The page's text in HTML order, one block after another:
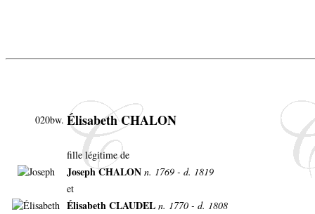
020bw. Élisabeth CHALON
fille légitime de
Joseph CHALON n. 1769 - d. 1819
et
Élisabeth CLAUDEL n. 1770 - d. 1808